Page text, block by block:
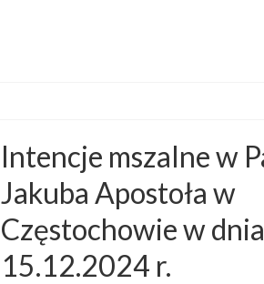
Intencje mszalne w
Jakuba Apostoła w
Częstochowie w
15.12.2024 r.